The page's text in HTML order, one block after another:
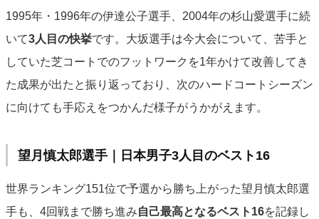
1995年・1996年の伊達公子選手、2004年の杉山愛選手に続
いて3人目の快挙です。大坂選手は今大会について、苦手と
していた芝コートでのフットワークを1年かけて改善してき
た成果が出たと振り返っており、次のハードコートシーズン
に向けても手応えをつかんだ様子がうかがえます。
望月慎太郎選手｜日本男子3人目のベスト16
世界ランキング151位で予選から勝ち上がった望月慎太郎選
手も、4回戦まで勝ち進み自己最高となるベスト16を記録し